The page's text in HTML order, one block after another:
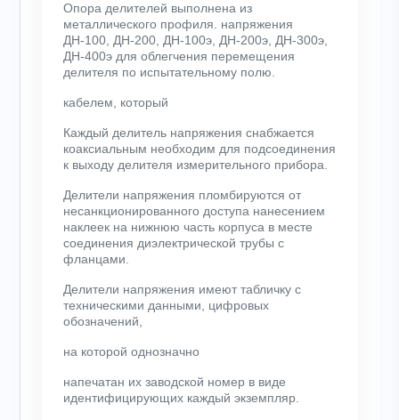
Опора делителей выполнена из
металлического профиля. напряжения
ДН-100, ДН-200, ДН-100э, ДН-200э, ДН-300э,
ДН-400э для облегчения перемещения
делителя по испытательному полю.
кабелем, который
Каждый делитель напряжения снабжается
коаксиальным необходим для подсоединения
к выходу делителя измерительного прибора.
Делители напряжения пломбируются от
несанкционированного доступа нанесением
наклеек на нижнюю часть корпуса в месте
соединения диэлектрической трубы с
фланцами.
Делители напряжения имеют табличку с
техническими данными, цифровых
обозначений,
на которой однозначно
напечатан их заводской номер в виде
идентифицирующих каждый экземпляр.